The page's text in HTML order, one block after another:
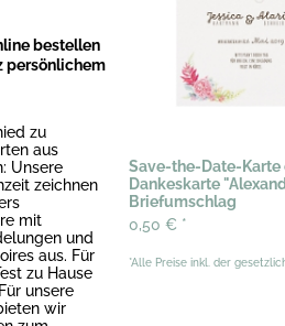
bestellen
persönlichem
zu
aus
Unsere
zeichnen
mit
und
aus. Für
zu Hause
unsere
wir
Save-the-Date-Karte
Dankeskarte
Briefumschlag
0,50 € *
*Alle Preise inkl. der